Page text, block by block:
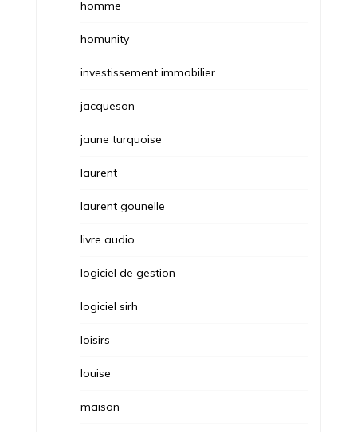
homme
homunity
investissement immobilier
jacqueson
jaune turquoise
laurent
laurent gounelle
livre audio
logiciel de gestion
logiciel sirh
loisirs
louise
maison